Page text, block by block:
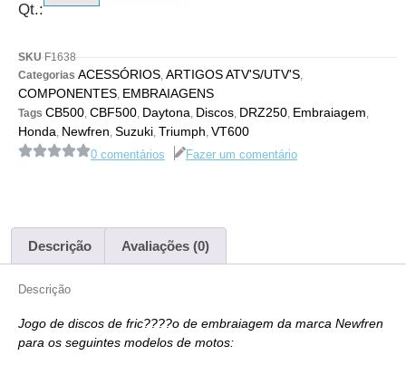
Qt.:
SKU F1638
Categorias ACESSÓRIOS, ARTIGOS ATV'S/UTV'S,
COMPONENTES, EMBRAIAGENS
Tags CB500, CBF500, Daytona, Discos, DRZ250, Embraiagem,
Honda, Newfren, Suzuki, Triumph, VT600
0 comentários Fazer um comentário
Descrição Avaliações (0)
Descrição
Jogo de discos de fric????o de embraiagem da marca Newfren
para os seguintes modelos de motos: